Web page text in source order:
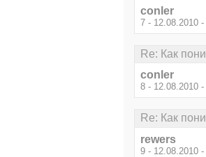
conler
7 - 12.08.2010
Re: Как
conler
8 - 12.08.2010
Re: Как
rewers
9 - 12.08.2010